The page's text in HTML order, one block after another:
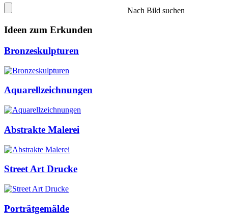
Nach Bild suchen
Ideen zum Erkunden
Bronzeskulpturen
Aquarellzeichnungen
Abstrakte Malerei
Street Art Drucke
Porträtgemälde